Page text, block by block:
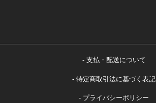
支払・配送について
特定商取引法に基づく表記
プライバシーポリシー